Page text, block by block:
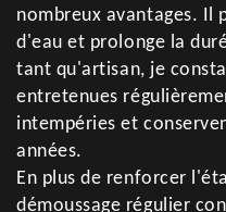
nombreux avantages.
d'eau et prolonge la
tant qu'artisan, je
entretenues
intempéries et
années.
En plus de renforcer
démoussage régulier